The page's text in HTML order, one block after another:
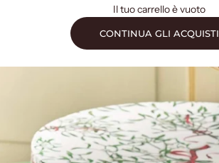
Il tuo carrello è vuoto
CONTINUA GLI ACQUISTI